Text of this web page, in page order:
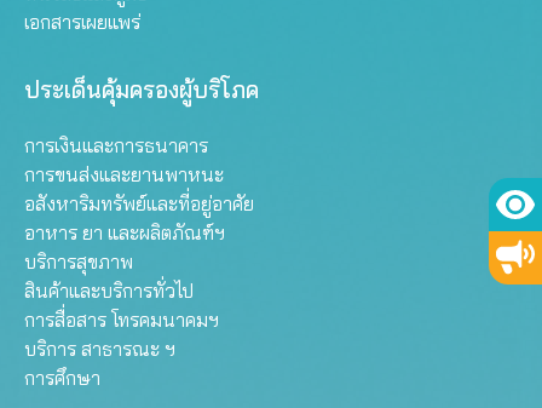
เอกสารเผยแพร่
ประเด็นคุ้มครองผู้บริโภค
การเงินและการธนาคาร
การขนส่งและยานพาหนะ
อสังหาริมทรัพย์และที่อยู่อาศัย
อาหาร ยา และผลิตภัณฑ์ฯ
บริการสุขภาพ
สินค้าและบริการทั่วไป
การสื่อสาร โทรคมนาคมฯ
บริการ สาธารณะ ฯ
การศึกษา